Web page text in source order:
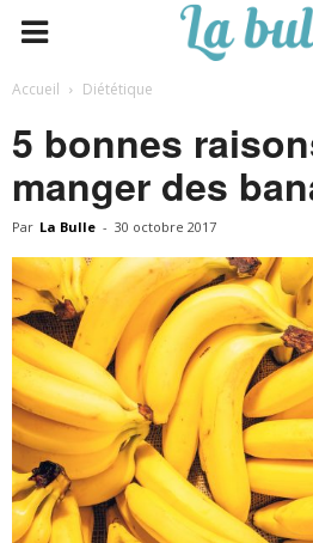
Accueil Diététique
5 bonnes
manger des
Par La Bulle - 30 octobre 2017